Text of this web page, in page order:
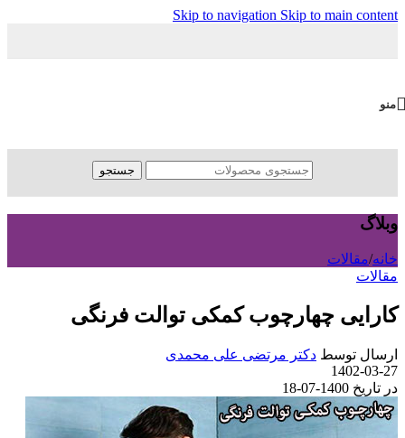
Skip to navigation Skip to main content
منو
جستجو
وبلاگ
خانه/مقالات
مقالات
کارایی چهارچوب کمکی توالت فرنگی
ارسال توسط دکتر مرتضی علی محمدی
1402-03-27
در تاریخ 1400-07-18